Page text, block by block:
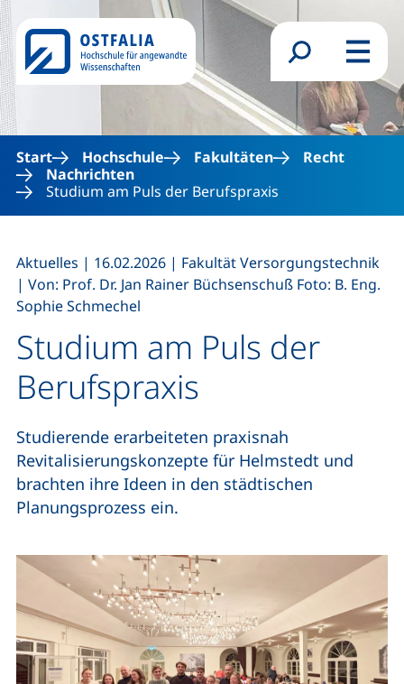
Direkt zum Inhalt
Suchformular
Menü
Start Hochschule Fakultäten
Recht
Nachrichten
Studium am Puls der Berufspraxis
Studium am Puls der
Berufspraxis
Aktuelles | 16.02.2026 | Fakultät Versorgungstechnik
| Von: Prof. Dr. Jan Rainer Büchsenschuß Foto: B. Eng.
Sophie Schmechel
Studierende erarbeiteten praxisnah
Revitalisierungskonzepte für Helmstedt und
brachten ihre Ideen in den städtischen
Planungsprozess ein.